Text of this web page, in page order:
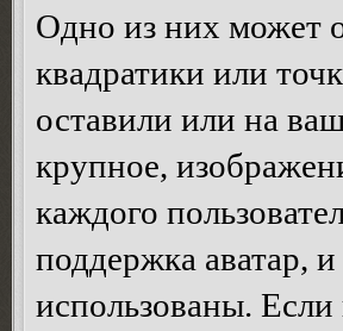
Одно из них может
квадратики или
оставили или на
крупное,
каждого
поддержка аватар,
использованы. Если